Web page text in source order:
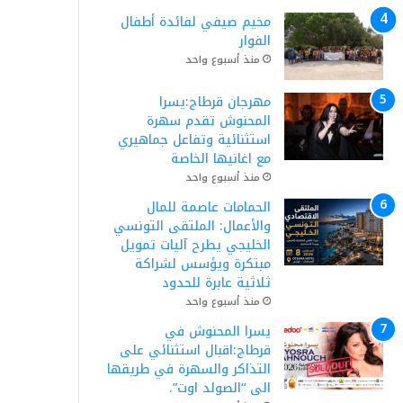
مخيم صيفي لفائدة أطفال
الفوار
منذ أسبوع واحد
مهرجان قرطاج:يسرا
المحنوش تقدم سهرة
استثنائية وتفاعل جماهيري
مع اغانيها الخاصة
منذ أسبوع واحد
الحمامات عاصمة للمال
والأعمال: الملتقى التونسي
الخليجي يطرح آليات تمويل
مبتكرة ويؤسس لشراكة
ثلاثية عابرة للحدود
منذ أسبوع واحد
يسرا المحنوش في
قرطاج:اقبال استثنائي على
التذاكر والسهرة في طريقها
الى “الصولد اوت”.